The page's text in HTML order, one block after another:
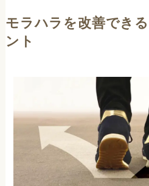
モラハラを改善でき
ント